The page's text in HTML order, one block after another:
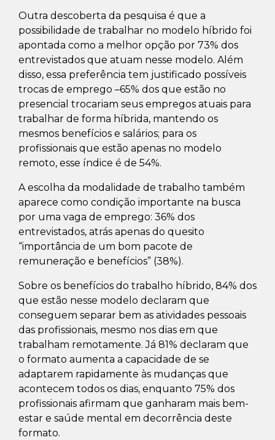
Outra descoberta da pesquisa é que a
possibilidade de trabalhar no modelo híbrido foi
apontada como a melhor opção por 73% dos
entrevistados que atuam nesse modelo. Além
disso, essa preferência tem justificado possíveis
trocas de emprego –65% dos que estão no
presencial trocariam seus empregos atuais para
trabalhar de forma híbrida, mantendo os
mesmos benefícios e salários; para os
profissionais que estão apenas no modelo
remoto, esse índice é de 54%.
A escolha da modalidade de trabalho também
aparece como condição importante na busca
por uma vaga de emprego: 36% dos
entrevistados, atrás apenas do quesito
“importância de um bom pacote de
remuneração e benefícios” (38%).
Sobre os benefícios do trabalho híbrido, 84% dos
que estão nesse modelo declaram que
conseguem separar bem as atividades pessoais
das profissionais, mesmo nos dias em que
trabalham remotamente. Já 81% declaram que
o formato aumenta a capacidade de se
adaptarem rapidamente às mudanças que
acontecem todos os dias, enquanto 75% dos
profissionais afirmam que ganharam mais bem-
estar e saúde mental em decorrência deste
formato.